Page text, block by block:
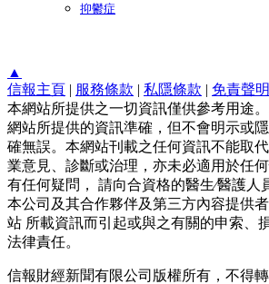
抑鬱症
▲
信報主頁 | 服務條款 | 私隱條款 | 免責聲明
本網站所提供之一切資訊僅供參考用途
網站所提供的資訊準確，但不會明示或
確無誤。本網站刊載之任何資訊不能取
業意見、診斷或治理，亦未必適用於任
有任何疑問， 請向合資格的醫生∕醫護人
本公司及其合作夥伴及第三方內容提供
站 所載資訊而引起或與之有關的申索、
法律責任。
信報財經新聞有限公司版權所有，不得轉